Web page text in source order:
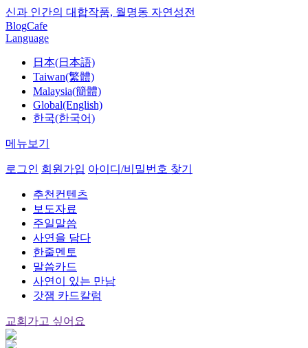
신과 인간의 대합작품, 월명동 자연성전
BlogCafe
Language
日本(日本語)
Taiwan(繁體)
Malaysia(簡體)
Global(English)
한국(한국어)
메뉴보기
로그인 회원가입 아이디/비밀번호 찾기
추천컨텐츠
보도자료
주일말씀
사연을 담다
한줄멘토
말씀카드
사연이 있는 만남
갓잼 카드칼럼
교회가고 싶어요